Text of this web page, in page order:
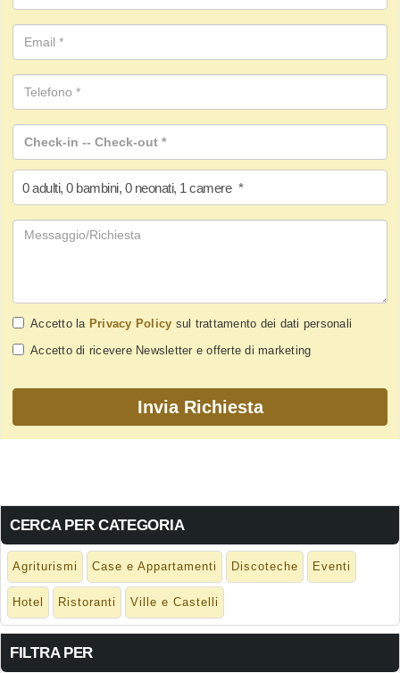
0 adulti, 0 bambini, 0 neonati, 1 camere *
Accetto la Privacy Policy sul trattamento dei dati personali
Accetto di ricevere Newsletter e offerte di marketing
CERCA PER CATEGORIA
Agriturismi Case e Appartamenti Discoteche Eventi
Hotel Ristoranti Ville e Castelli
FILTRA PER